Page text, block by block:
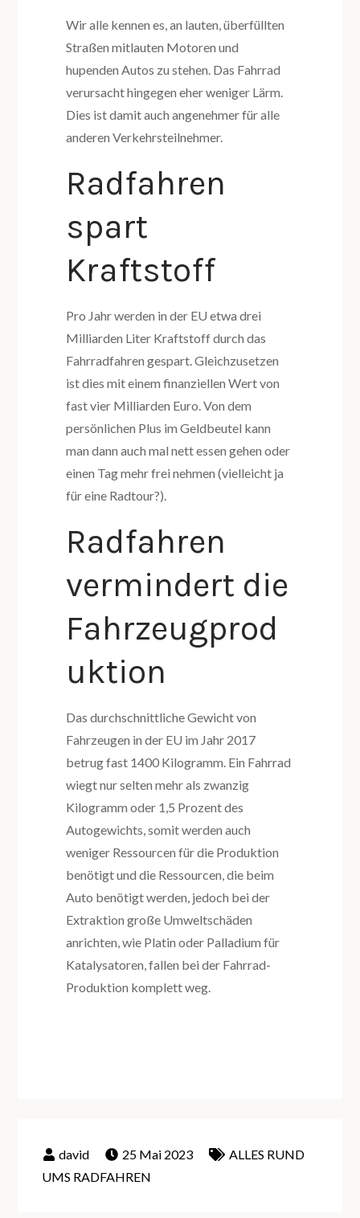
Wir alle kennen es, an lauten, überfüllten
Straßen mitlauten Motoren und
hupenden Autos zu stehen. Das Fahrrad
verursacht hingegen eher weniger Lärm.
Dies ist damit auch angenehmer für alle
anderen Verkehrsteilnehmer.
Radfahren
spart
Kraftstoff
Pro Jahr werden in der EU etwa drei
Milliarden Liter Kraftstoff durch das
Fahrradfahren gespart. Gleichzusetzen
ist dies mit einem finanziellen Wert von
fast vier Milliarden Euro. Von dem
persönlichen Plus im Geldbeutel kann
man dann auch mal nett essen gehen oder
einen Tag mehr frei nehmen (vielleicht ja
für eine Radtour?).
Radfahren
vermindert die
Fahrzeugprod
uktion
Das durchschnittliche Gewicht von
Fahrzeugen in der EU im Jahr 2017
betrug fast 1400 Kilogramm. Ein Fahrrad
wiegt nur selten mehr als zwanzig
Kilogramm oder 1,5 Prozent des
Autogewichts, somit werden auch
weniger Ressourcen für die Produktion
benötigt und die Ressourcen, die beim
Auto benötigt werden, jedoch bei der
Extraktion große Umweltschäden
anrichten, wie Platin oder Palladium für
Katalysatoren, fallen bei der Fahrrad-
Produktion komplett weg.
25 Mai 2023
ALLES RUND
UMS RADFAHREN